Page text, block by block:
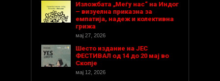
Изложбата „Меѓу нас“ на Индог
– визуелна приказна за
емпатија, надеж и колективна
грижа
мај 27, 2026
Шесто издание на ЈЕС
ФЕСТИВАЛ од 14 до 20 мај во
Скопје
мај 12, 2026